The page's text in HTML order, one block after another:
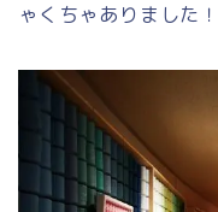
ゃくちゃありました！